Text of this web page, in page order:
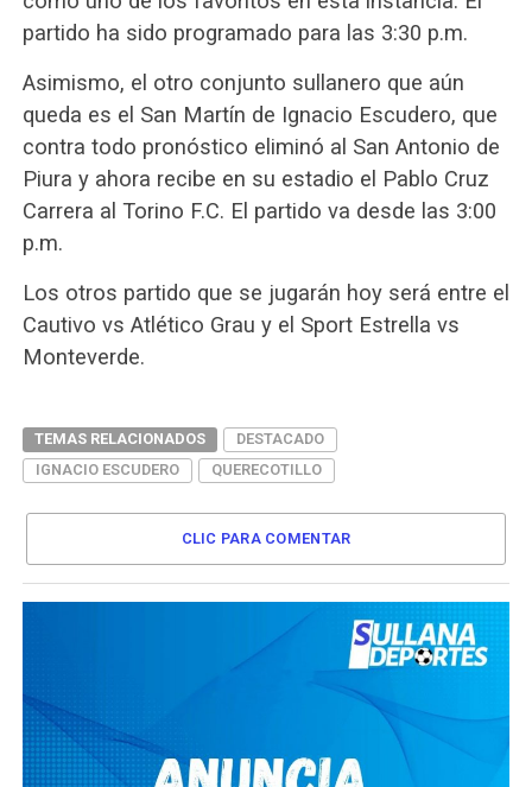
partido ha sido programado para las 3:30 p.m.
Asimismo, el otro conjunto sullanero que aún
queda es el San Martín de Ignacio Escudero, que
contra todo pronóstico eliminó al San Antonio de
Piura y ahora recibe en su estadio el Pablo Cruz
Carrera al Torino F.C. El partido va desde las 3:00
p.m.
Los otros partido que se jugarán hoy será entre el
Cautivo vs Atlético Grau y el Sport Estrella vs
Monteverde.
TEMAS RELACIONADOS
DESTACADO
IGNACIO ESCUDERO
QUERECOTILLO
CLIC PARA COMENTAR